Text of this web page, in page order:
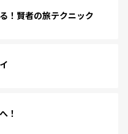
！賢者の旅テクニック
！